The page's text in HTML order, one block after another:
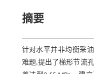
摘要
针对水平井非均衡采
难题,提出了梯形节流